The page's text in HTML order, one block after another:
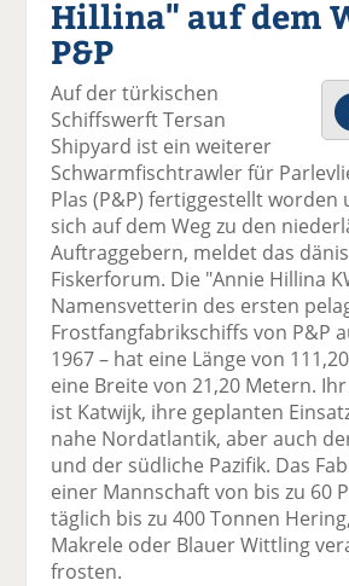
Hillina" auf dem
P&P
Auf der türkischen
Schiffswerft Tersan
Shipyard ist ein weiterer
Schwarmfischtrawler für
Plas (P&P) fertiggestellt worden
sich auf dem Weg zu den
Auftraggebern, meldet das
Fiskerforum. Die "Annie Hillina
Namensvetterin des ersten
Frostfangfabrikschiffs von P&P
1967 – hat eine Länge von
eine Breite von 21,20 Metern.
ist Katwijk, ihre geplanten
nahe Nordatlantik, aber auch
und der südliche Pazifik. Das
einer Mannschaft von bis zu 60
täglich bis zu 400 Tonnen
Makrele oder Blauer Wittling
frosten.